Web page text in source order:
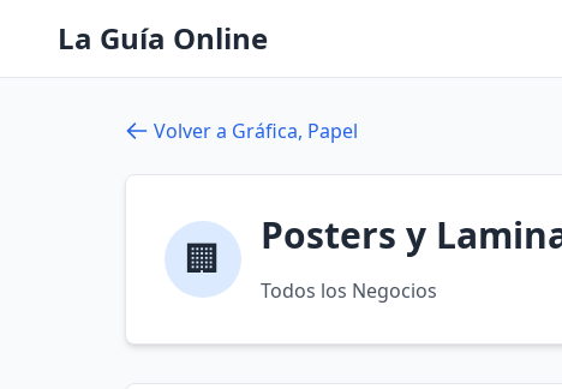
La Guía Online
Volver a Gráfica, Papel
🏢 Posters y
Todos los Negocios